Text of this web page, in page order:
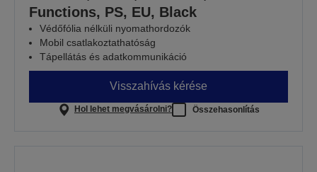
Functions, PS, EU, Black
Védőfólia nélküli nyomathordozók
Mobil csatlakoztathatóság
Tápellátás és adatkommunikáció
Visszahívás kérése
Hol lehet megvásárolni? Összehasonlítás